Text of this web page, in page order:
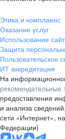
Этика и комплаенс
Оказание услуг
Использование
Защита
Пользовательское
ИТ аккредитация
На
рекомендательные
предоставления
и анализа
сети «Интернет»,
Федерации)